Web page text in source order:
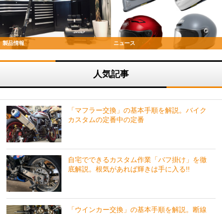
製品情報 ニュース
人気記事
「マフラー交換」の基本手順を解説。バイク
カスタムの定番中の定番
自宅でできるカスタム作業「バフ掛け」を徹
底解説。根気があれば輝きは手に入る!!
「ウインカー交換」の基本手順を解説。断線